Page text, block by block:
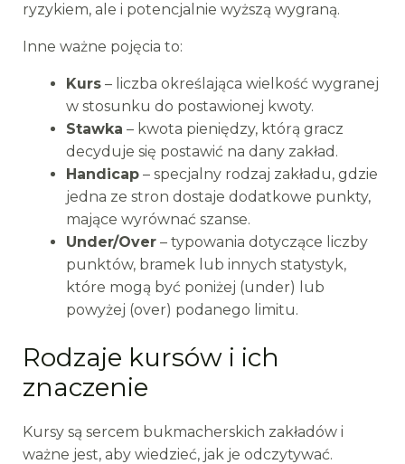
ryzykiem, ale i potencjalnie wyższą wygraną.
Inne ważne pojęcia to:
Kurs– liczba określająca wielkość wygranej
w stosunku do postawionej kwoty.
Stawka – kwota pieniędzy, którą gracz
decyduje się postawić na dany zakład.
Handicap– specjalny rodzaj zakładu, gdzie
jedna ze stron dostaje dodatkowe punkty,
mające wyrównać szanse.
Under/Over– typowania dotyczące liczby
punktów, bramek lub innych statystyk,
które mogą być poniżej (under) lub
powyżej (over) podanego limitu.
Rodzaje kursów i ich
znaczenie
Kursy są sercem bukmacherskich zakładów i
ważne jest, aby wiedzieć, jak je odczytywać.